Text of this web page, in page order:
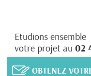
Etudions ensemble
votre projet au 02
OBTENEZ